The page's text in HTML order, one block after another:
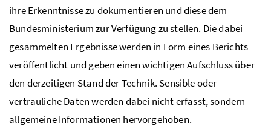
ihre Erkenntnisse zu dokumentieren und diese dem
Bundesministerium zur Verfügung zu stellen. Die dabei
gesammelten Ergebnisse werden in Form eines Berichts
veröffentlicht und geben einen wichtigen Aufschluss über
den derzeitigen Stand der Technik. Sensible oder
vertrauliche Daten werden dabei nicht erfasst, sondern
allgemeine Informationen hervorgehoben.